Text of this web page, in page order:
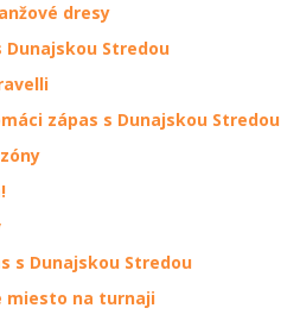
dresy
Stredou
zápas s Dunajskou Stredou
s Dunajskou Stredou
miesto na turnaji